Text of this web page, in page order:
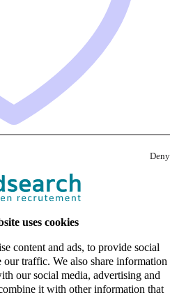
Deny
uses cookies
content and ads, to provide social
our traffic. We also share information
our social media, advertising and
it with other information that
(H/F)